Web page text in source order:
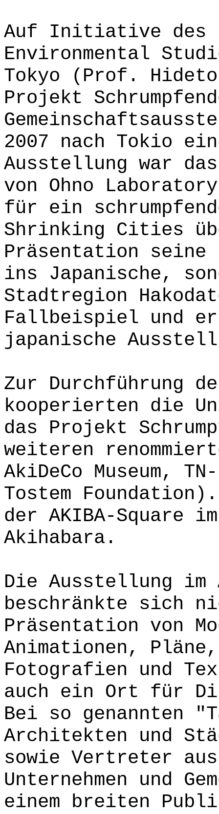
Auf Initiative des
Environmental
Tokyo (Prof.
Projekt
2007 nach Tokio
Ausstellung war
von Ohno
für ein
Shrinking Cities
Präsentation
ins Japanische,
Stadtregion
Fallbeispiel und
japanische
Zur Durchführung
kooperierten die
das Projekt
weiteren
AkiDeCo Museum,
Tostem
der AKIBA-Square
Akihabara.
Die Ausstellung im
beschränkte sich
Präsentation von
Animationen, Pläne,
Fotografien und
auch ein Ort für
Bei so genannten
Architekten und
sowie Vertreter
Unternehmen und
einem breiten